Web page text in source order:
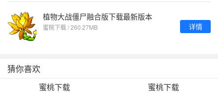
植物大战僵尸融合版下载最新版本
蜜桃下载 / 260.27MB 详情
猜你喜欢
蜜桃下载 蜜桃下载